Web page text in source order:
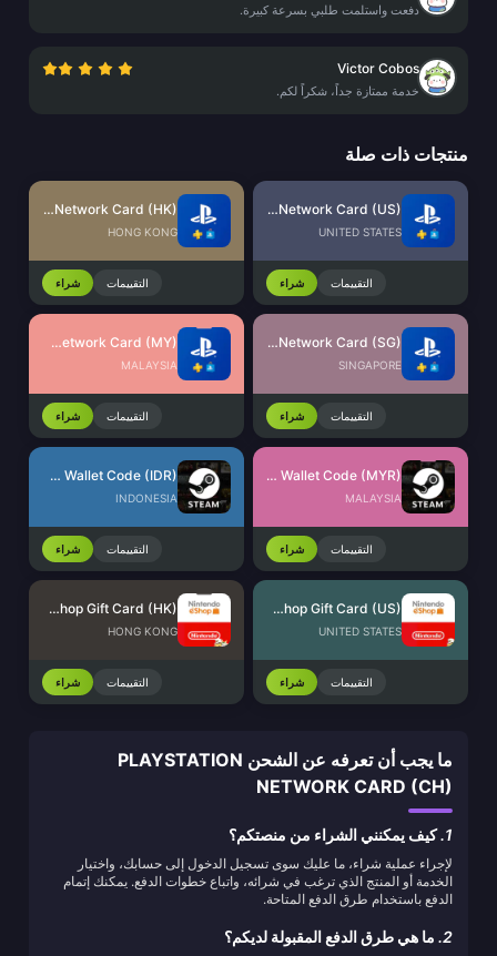
دفعت واستلمت طلبي بسرعة كبيرة.
Victor Cobos
خدمة ممتازة جداً، شكراً لكم.
منتجات ذات صلة
PlayStation Network Card (US)
UNITED STATES
التقييمات شراء
PlayStation Network Card (HK)
HONG KONG
التقييمات شراء
PlayStation Network Card (SG)
SINGAPORE
التقييمات شراء
PlayStation Network Card (MY)
MALAYSIA
التقييمات شراء
Steam Wallet Code (MYR)
MALAYSIA
التقييمات شراء
Steam Wallet Code (IDR)
INDONESIA
التقييمات شراء
Nintendo eShop Gift Card (US)
UNITED STATES
التقييمات شراء
Nintendo eShop Gift Card (HK)
HONG KONG
التقييمات شراء
ما يجب أن تعرفه عن الشحن PLAYSTATION
NETWORK CARD (CH)
1. كيف يمكنني الشراء من منصتكم؟
لإجراء عملية شراء، ما عليك سوى تسجيل الدخول إلى حسابك، واختيار
الخدمة أو المنتج الذي ترغب في شرائه، واتباع خطوات الدفع. يمكنك إتمام
الدفع باستخدام طرق الدفع المتاحة.
2. ما هي طرق الدفع المقبولة لديكم؟